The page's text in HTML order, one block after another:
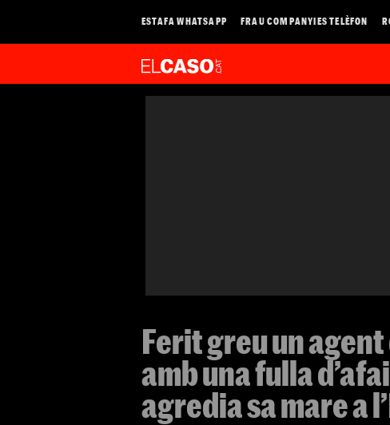
ESTAFA WHATSAPP FRAU COMPANYIES TELÈFON
Ferit greu un
amb una fulla
agredia sa mare a